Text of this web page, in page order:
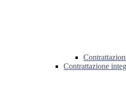
Contrattazione